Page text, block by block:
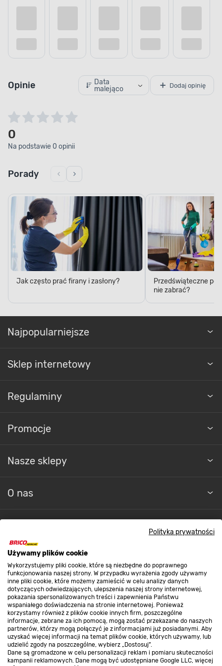
Polityka prywatności
Używamy plików cookie
Wykorzystujemy pliki cookie, które są niezbędne do poprawnego
funkcjonowania naszej strony. W przypadku wyrażenia zgody używamy
inne pliki cookie, które możemy zamieścić w celu analizy danych
dotyczących odwiedzających, ulepszenia naszej strony internetowej,
pokazania spersonalizowanych treści i zapewnienia Państwu
wspaniałego doświadczenia na stronie internetowej. Ponieważ
korzystamy również z plików cookie innych firm, poszczególne
informacje, zebrane za ich pomocą, mogą zostać przekazane do naszych
partnerów, którzy mogą połączyć je z informacjami już posiadanymi. Aby
uzyskać więcej informacji na temat plików cookie, których używamy, lub
udzielić zgody na poszczególne, wybierz „Dostosuj”.
Dane są gromadzone w celu personalizacji reklam i pomiaru skuteczności
kampanii reklamowych. Dane mogą być udostępniane Google LLC, więcej
Kup teraz
malejąco
Dodaj opinię
0
Na podstawie 0 opinii
Jak często prać firany i zasłony?
Przedświąteczne
nie zabrać?
Strefa biznesu
Dołącz do nas
Metody płatności